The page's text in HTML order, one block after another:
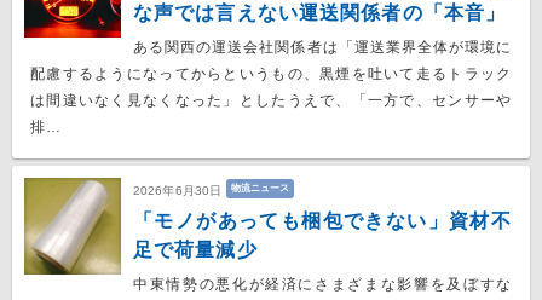
な声では言えない運送関係者の「本音」
ある関西の運送会社関係者は「運送業界全体が環境に
配慮するようになってからというもの、黒煙を吐いて走るトラック
は間違いなく見なくなった」としたうえで、「一方で、センサーや
排…
2026年6月30日 物流ニュース
「モノがあっても梱包できない」資材不
足で荷量減少
中東情勢の悪化が経済にさまざまな影響を及ぼすな